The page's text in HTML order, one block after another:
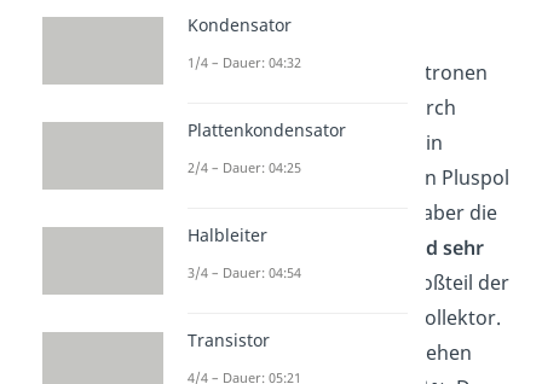
Kollektor gehen.
Das heißt:Ein Teil der Elektronen
aus dem Emitter gehen durch
Rekombination verloren, ein
anderer Teil wird durch den Pluspol
angezogen. Weil aber die
Basis nur
leicht dotiert und sehr
dünnist, schafft es der Großteil der
Elektronen weiter in den Kollektor.
Und wie viele Elektronen gehen
Kondensator
1/4 – Dauer: 04:32
Plattenkondensator
2/4 – Dauer: 04:25
Halbleiter
3/4 – Dauer: 04:54
Transistor
4/4 – Dauer: 05:21